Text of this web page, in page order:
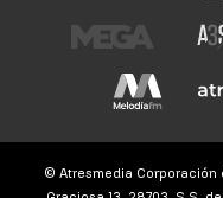
© Atresmedia Corporación